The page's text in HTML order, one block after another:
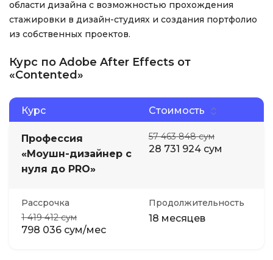
области дизайна с возможностью прохождения
стажировки в дизайн-студиях и создания портфолио
из собственных проектов.
Курс по Adobe After Effects от
«Contented»
Курс Стоимость
Профессия
«Моушн-дизайнер с
нуля до PRO»
57 463 848 сум
28 731 924 сум
Рассрочка
1 419 412 сум
798 036 сум/мес
Продолжительность
18 месяцев